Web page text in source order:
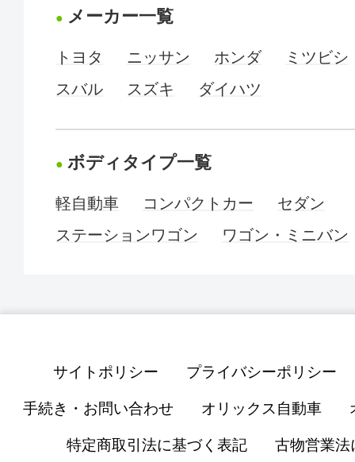
メーカー一覧
トヨタ ニッサン ホンダ
ミツビシ
スバル
スズキ ダイハツ
ボディタイプ一覧
軽自動車 コンパクトカー
セダン
ステーションワゴン
ワゴン・ミニバン
サイトポリシー プライバシーポリシー
手続き・お問い合わせ オリックス自動車
特定商取引法に基づく表記 古物営業法